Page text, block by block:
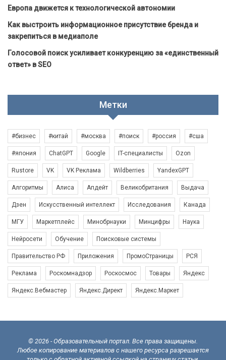
Европа движется к технологической автономии
Как выстроить информационное присутствие бренда и
закрепиться в медиаполе
Голосовой поиск усиливает конкуренцию за «единственный
ответ» в SEO
Метки
#бизнес #китай #москва #поиск #россия #сша
#япония ChatGPT Google IT-специалисты Ozon
Rustore VK VK Реклама Wildberries YandexGPT
Алгоритмы Алиса Апдейт Великобритания Выдача
Дзен Искусственный интеллект Исследования Канада
МГУ Маркетплейс Минобрнауки Минцифры Наука
Нейросети Обучение Поисковые системы
Правительство РФ Приложения ПромоСтраницы РСЯ
Реклама Роскомнадзор Роскосмос Товары Яндекс
Яндекс.Вебмастер Яндекс.Директ Яндекс.Маркет
© 2026 - Образовательный портал. Все права защищены.
Любое копирование материалов с нашего ресурса разрешается